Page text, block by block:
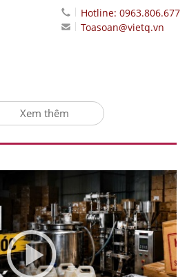
Hotline: 0963.806.677
Toasoan@vietq.vn
Xem thêm